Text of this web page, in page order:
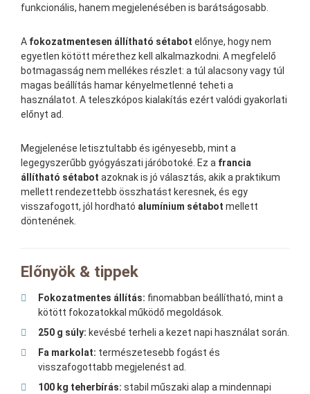
funkcionális, hanem megjelenésében is barátságosabb.
A fokozatmentesen állítható sétabot előnye, hogy nem
egyetlen kötött mérethez kell alkalmazkodni. A megfelelő
botmagasság nem mellékes részlet: a túl alacsony vagy túl
magas beállítás hamar kényelmetlenné teheti a
használatot. A teleszkópos kialakítás ezért valódi gyakorlati
előnyt ad.
Megjelenése letisztultabb és igényesebb, mint a
legegyszerűbb gyógyászati járóbotoké. Ez a francia
állítható sétabot azoknak is jó választás, akik a praktikum
mellett rendezettebb összhatást keresnek, és egy
visszafogott, jól hordható alumínium sétabot mellett
döntenének.
Előnyök & tippek
Fokozatmentes állítás: finomabban beállítható, mint a
kötött fokozatokkal működő megoldások.
250 g súly: kevésbé terheli a kezet napi használat során.
Fa markolat: természetesebb fogást és
visszafogottabb megjelenést ad.
100 kg teherbírás: stabil műszaki alap a mindennapi